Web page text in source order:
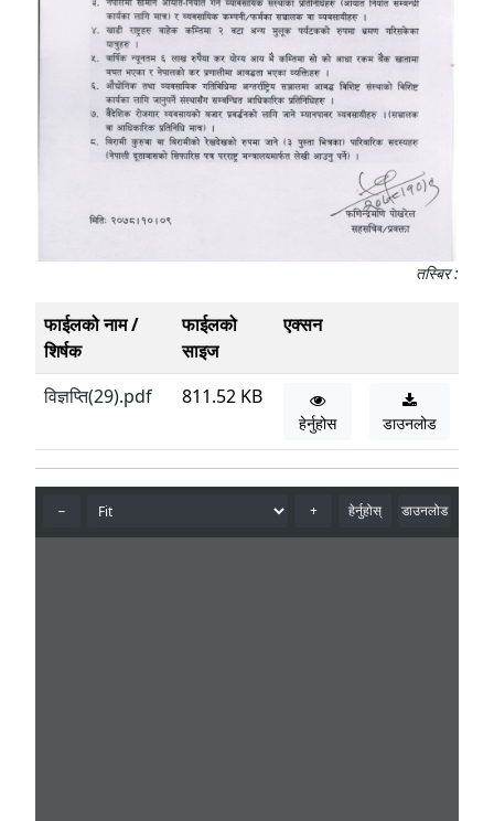
तस्बिर :
फाईलको नाम /
शिर्षक
फाईलको
साइज
एक्सन
विज्ञप्ति(29).pdf 811.52 KB
हेर्नुहोस डाउनलोड